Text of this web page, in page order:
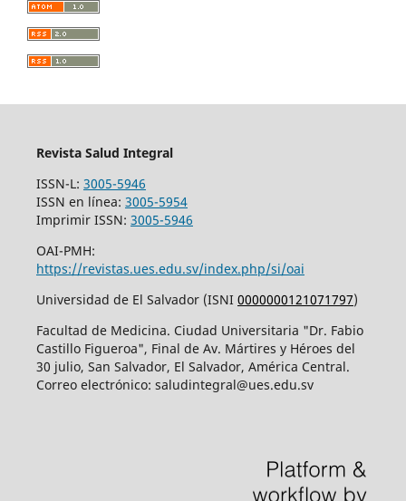
Revista Salud Integral
ISSN-L: 3005-5946
ISSN en línea: 3005-5954
Imprimir ISSN: 3005-5946
OAI-PMH:
https://revistas.ues.edu.sv/index.php/si/oai
Universidad de El Salvador (ISNI 0000000121071797)
Facultad de Medicina. Ciudad Universitaria "Dr. Fabio
Castillo Figueroa", Final de Av. Mártires y Héroes del
30 julio, San Salvador, El Salvador, América Central.
Correo electrónico: saludintegral@ues.edu.sv